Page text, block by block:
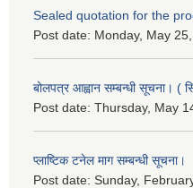
Sealed quotation for the
Post date: Monday, May
बोलपत्र आह्वान सम्बन्धी सूचना। (
Post date: Thursday, May
प्लाष्टिक टनेल माग सम्बन्धी सूचना।
Post date: Sunday,